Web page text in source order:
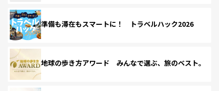
準備も滞在もスマートに！ トラベルハック2026
地球の歩き方アワード みんなで選ぶ、旅のベスト。